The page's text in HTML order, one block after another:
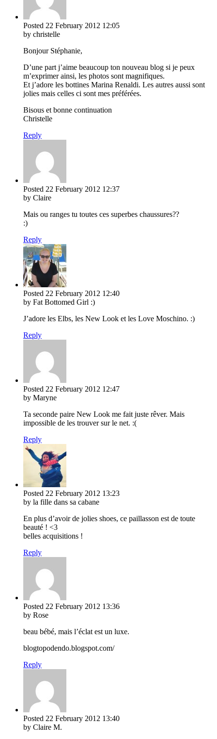
Posted 22 February 2012 12:05
by christelle
Bonjour Stéphanie,
D’une part j’aime beaucoup ton nouveau blog si je peux
m’exprimer ainsi, les photos sont magnifiques.
Et j’adore les bottines Marina Renaldi. Les autres aussi sont
jolies mais celles ci sont mes préférées.
Bisous et bonne continuation
Christelle
Reply
Posted 22 February 2012 12:37
by Claire
Mais ou ranges tu toutes ces superbes chaussures??
:)
Reply
Posted 22 February 2012 12:40
by Fat Bottomed Girl :)
J’adore les Elbs, les New Look et les Love Moschino. :)
Reply
Posted 22 February 2012 12:47
by Maryne
Ta seconde paire New Look me fait juste rêver. Mais
impossible de les trouver sur le net. :(
Reply
Posted 22 February 2012 13:23
by la fille dans sa cabane
En plus d’avoir de jolies shoes, ce paillasson est de toute
beauté ! <3
belles acquisitions !
Reply
Posted 22 February 2012 13:36
by Rose
beau bébé, mais l’éclat est un luxe.
blogtopodendo.blogspot.com/
Reply
Posted 22 February 2012 13:40
by Claire M.